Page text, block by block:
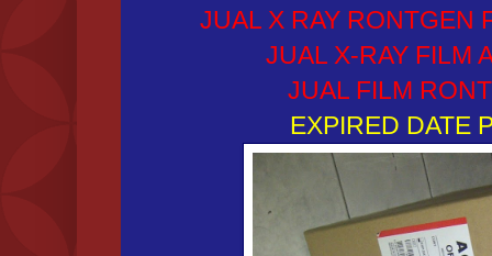
JUAL X RAY RONTGEN
JUAL X-RAY FILM
JUAL FILM
EXPIRED DATE